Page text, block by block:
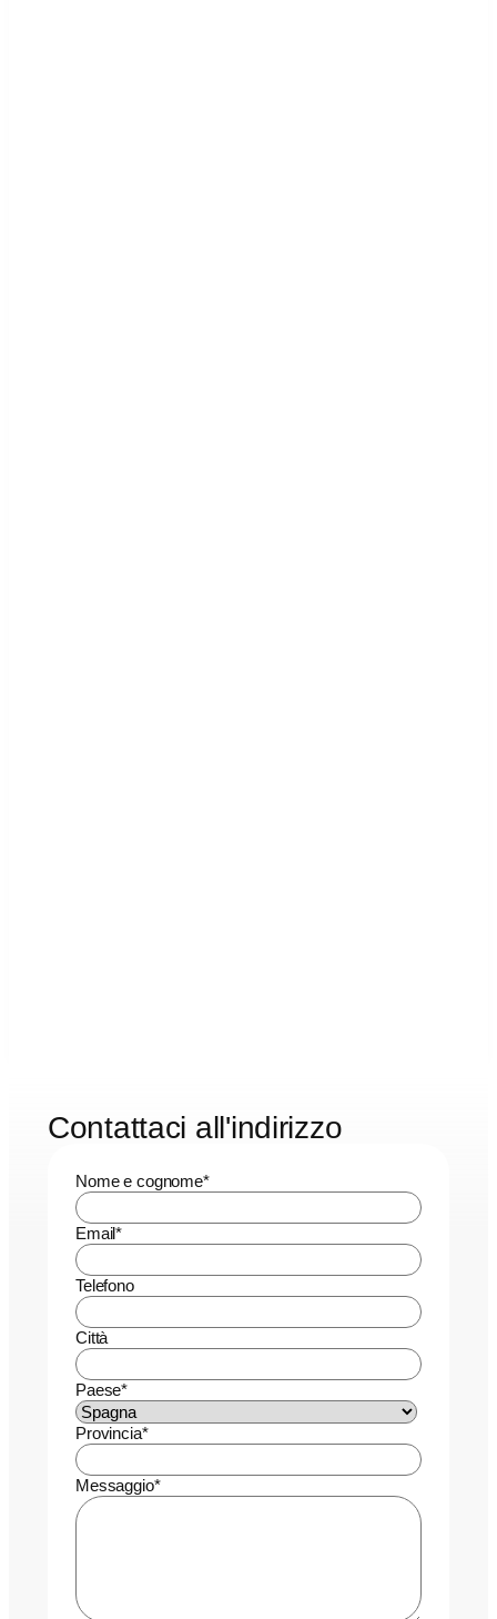
Contattaci all'indirizzo
Nome e cognome*
Email*
Telefono
Città
Paese*
Provincia*
Messaggio*